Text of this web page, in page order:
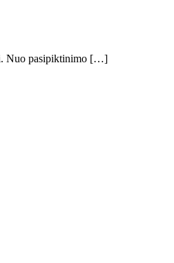
Nuo pasipiktinimo […]